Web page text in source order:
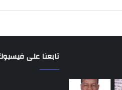
تابعنا على